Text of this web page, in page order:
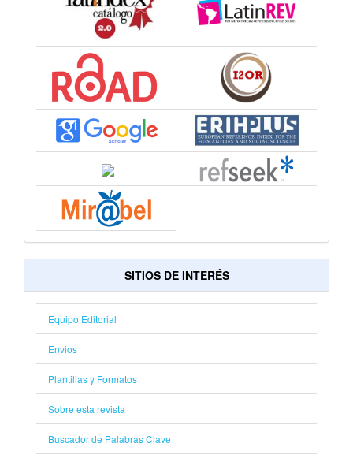
SITIOS DE INTERÉS
Equipo Editorial
Envios
Plantillas y Formatos
Sobre esta revista
Buscador de Palabras Clave